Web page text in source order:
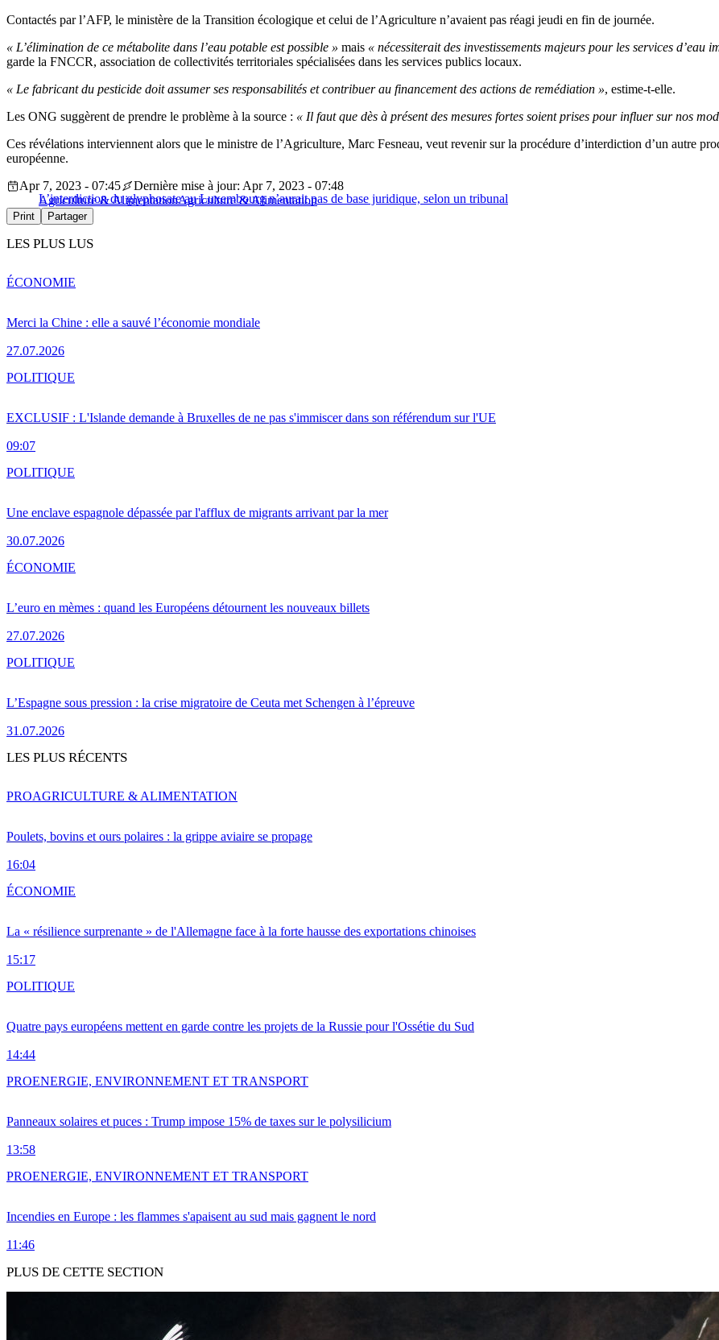
Contactés par l’AFP, le ministère de la Transition écologique et celui de l’Agriculture n’avaient pas réagi jeudi en fin de journée.
« L’élimination de ce métabolite dans l’eau potable est possible » mais « nécessiterait des investissements majeurs pour les services
garde la FNCCR, association de collectivités territoriales spécialisées dans les services publics locaux.
« Le fabricant du pesticide doit assumer ses responsabilités et contribuer au financement des actions de remédiation », estime-t-elle.
Les ONG suggèrent de prendre le problème à la source : « Il faut que dès à présent des mesures fortes soient prises pour influer sur nos
Ces révélations interviennent alors que le ministre de l’Agriculture, Marc Fesneau, veut revenir sur la procédure d’interdiction d’un autre
européenne.
L’interdiction du glyphosate au Luxembourg n’aurait pas de base juridique, selon un tribunal
Apr 7, 2023 - 07:45
Dernière mise à jour: Apr 7, 2023 - 07:48
Agriculture & AlimentationAgriculture & Alimentation
Print Partager
LES PLUS LUS
Merci la Chine : elle a sauvé l’économie mondiale
27.07.2026
ÉCONOMIE
EXCLUSIF : L'Islande demande à Bruxelles de ne pas s'immiscer dans son référendum sur l'UE
09:07
POLITIQUE
Une enclave espagnole dépassée par l'afflux de migrants arrivant par la mer
30.07.2026
POLITIQUE
L’euro en mèmes : quand les Européens détournent les nouveaux billets
27.07.2026
ÉCONOMIE
L’Espagne sous pression : la crise migratoire de Ceuta met Schengen à l’épreuve
31.07.2026
POLITIQUE
LES PLUS RÉCENTS
Poulets, bovins et ours polaires : la grippe aviaire se propage
16:04
PROAGRICULTURE & ALIMENTATION
La « résilience surprenante » de l'Allemagne face à la forte hausse des exportations chinoises
15:17
ÉCONOMIE
Quatre pays européens mettent en garde contre les projets de la Russie pour l'Ossétie du Sud
14:44
POLITIQUE
Panneaux solaires et puces : Trump impose 15% de taxes sur le polysilicium
13:58
PROENERGIE, ENVIRONNEMENT ET TRANSPORT
Incendies en Europe : les flammes s'apaisent au sud mais gagnent le nord
11:46
PROENERGIE, ENVIRONNEMENT ET TRANSPORT
PLUS DE CETTE SECTION